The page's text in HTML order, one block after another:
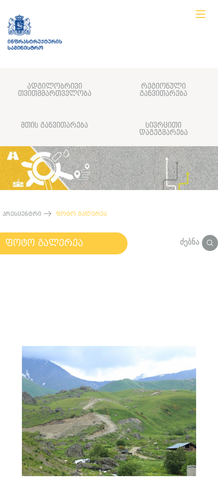
ადგილობრივი
თვითმმართველობა
რეგიონული
განვითარება
მთის განვითარება
სივრცითი
დაგეგმარება
პრესცენტრი ფოტო გალერეა
ფოტო გალერეა ძებნა